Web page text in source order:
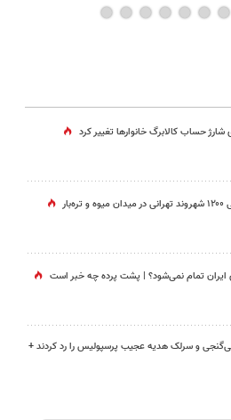
شارژ حساب کالابرگ خانوارها تغییر کرد
تمام نمی‌شود؟ | پشت پرده چه خبر است
و سرلک هدیه عجیب پرسپولیس را رد کردند +